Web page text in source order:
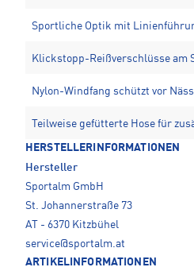
Sportliche Optik mit
Klickstopp-Reißverschlüsse am
Nylon-Windfang schützt vor
Teilweise gefütterte Hose für
HERSTELLERINFORMATIONEN
Hersteller
Sportalm GmbH
St. Johannerstraße 73
AT - 6370 Kitzbühel
service@sportalm.at
ARTIKELINFORMATIONEN